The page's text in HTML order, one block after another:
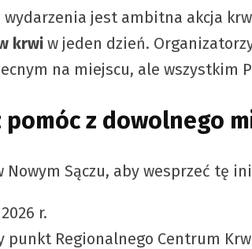
wydarzenia jest ambitna akcja
krwi w jeden dzień.
na miejscu, ale wszystkim
pomóc z dowolnego
Sączu, aby wesprzeć tę
r.
punkt Regionalnego Centrum